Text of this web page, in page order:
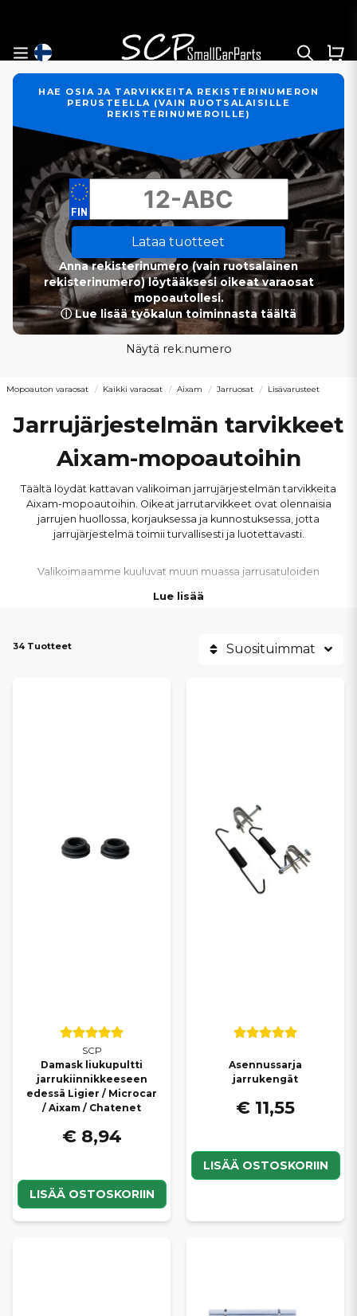
HAE OSIA JA TARVIKKEITA REKISTERINUMERON
PERUSTEELLA (VAIN RUOTSALAISILLE
REKISTERINUMEROILLE)
Lataa tuotteet
Anna rekisterinumero (vain ruotsalainen
rekisterinumero) löytääksesi oikeat varaosat
mopoautollesi.
ⓘ Lue lisää työkalun toiminnasta täältä
Näytä rek.numero
Mopoauton varaosat Kaikki varaosat Aixam Jarruosat Lisävarusteet
Jarrujärjestelmän tarvikkeet
Aixam-mopoautoihin
Täältä löydät kattavan valikoiman jarrujärjestelmän tarvikkeita
Aixam-mopoautoihin. Oikeat jarrutarvikkeet ovat olennaisia
jarrujen huollossa, korjauksessa ja kunnostuksessa, jotta
jarrujärjestelmä toimii turvallisesti ja luotettavasti.
Valikoimaamme kuuluvat muun muassa jarrusatuloiden
anturit, jarruvalokytkimet sekä käsijarruvivun jouset ja muut
Lisäksi tarjoamme jarrujärjestelmän osia, kuten jarruvoiman jakajat,
Laadukkaat jarrutarvikkeet varmistavat oikean istuvuuden, tasaisen
jarrutustehon ja pitkän käyttöiän. Oikeilla komponenteilla
jarrujärjestelmän huolto ja korjaus sujuvat turvallisesti ja valmistajan
vaatimusten mukaisesti.
Lue lisää
34 Tuotteet Suosituimmat
SCP
Damask liukupultti
jarrukiinnikkeeseen
edessä Ligier / Microcar
/ Aixam / Chatenet
€ 8,94
LISÄÄ OSTOSKORIIN
Asennussarja
jarrukengät
€ 11,55
LISÄÄ OSTOSKORIIN